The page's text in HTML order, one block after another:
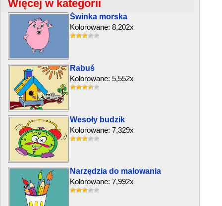
Więcej w kategorii
Świnka morska
Kolorowane: 8,202x
Rabuś
Kolorowane: 5,552x
Wesoły budzik
Kolorowane: 7,329x
Narzędzia do malowania
Kolorowane: 7,992x